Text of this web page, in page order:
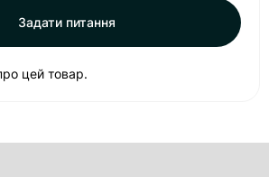
Задати питання
цей товар.